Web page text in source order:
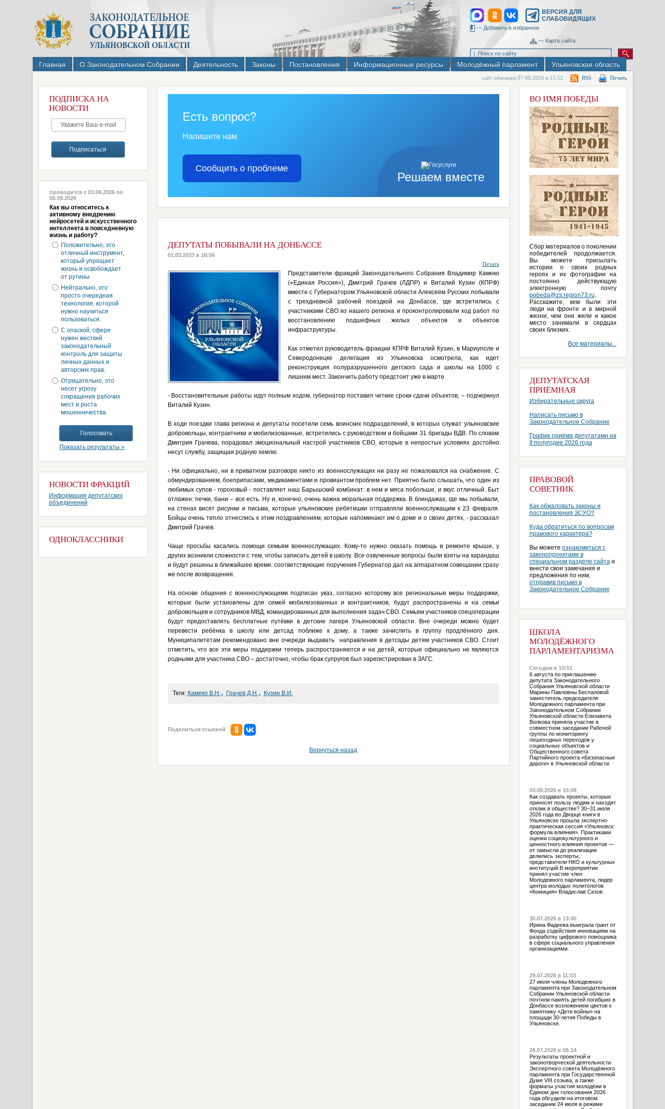
ВЕРСИЯ ДЛЯ
СЛАБОВИДЯЩИХ
— Добавить в избранное
— Карта сайта
Главная О Законодательном Собрании Деятельность Законы Постановления Информационные ресурсы Молодёжный парламент Ульяновская область
сайт обновлен 07.08.2026 в 15:52 RSS Печать
ПОДПИСКА НА
НОВОСТИ
проводится с 03.08.2026 по
05.09.2026
Как вы относитесь к
активному внедрению
нейросетей и искусственного
интеллекта в повседневную
жизнь и работу?
Положительно, это
отличный инструмент,
который упрощает
жизнь и освобождает
от рутины.
Нейтрально, это
просто очередная
технология, которой
нужно научиться
пользоваться.
С опаской, сфере
нужен жесткий
законодательный
контроль для защиты
личных данных и
авторских прав.
Отрицательно, это
несет угрозу
сокращения рабочих
мест и роста
мошенничества.
Показать результаты »
НОВОСТИ ФРАКЦИЙ
Информация депутатских
объединений
ОДНОКЛАССНИКИ
Решаем вместе
Есть вопрос?
Напишите нам
Сообщить о проблеме
ДЕПУТАТЫ ПОБЫВАЛИ НА ДОНБАССЕ
01.03.2023 в 16:56
Печать
Представители фракций Законодательного Собрания Владимир Камеко
(«Единая Россия»), Дмитрий Грачев (ЛДПР) и Виталий Кузин (КПРФ)
вместе с Губернатором Ульяновской области Алексеем Русских побывали
с трехдневной рабочей поездкой на Донбассе, где встретились с
участниками СВО из нашего региона и проконтролировали ход работ по
восстановлению подшефных жилых объектов и объектов
инфраструктуры.
Как отметил руководитель фракции КПРФ Виталий Кузин, в Мариуполе и
Северодонецке делегация из Ульяновска осмотрела, как идет
реконструкция полуразрушенного детского сада и школы на 1000 с
лишним мест. Закончить работу предстоит уже в марте.
- Восстановительные работы идут полным ходом, губернатор поставил четкие сроки сдачи объектов, – подчеркнул
Виталий Кузин.
В ходе поездки глава региона и депутаты посетили семь воинских подразделений, в которых служат ульяновские
добровольцы, контрактники и мобилизованные, встретились с руководством и бойцами 31 бригады ВДВ. По словам
Дмитрия Грачева, порадовал эмоциональный настрой участников СВО, которые в непростых условиях достойно
несут службу, защищая родную землю.
- Ни официально, ни в приватном разговоре никто из военнослужащих ни разу не пожаловался на снабжение. С
обмундированием, боеприпасами, медикаментами и провиантом проблем нет. Приятно было слышать, что один из
любимых супов - гороховый - поставляет наш Барышский комбинат: в нем и мяса побольше, и вкус отличный. Быт
отлажен: печки, бани – все есть. Ну и, конечно, очень важна моральная поддержка. В блиндажах, где мы побывали,
на стенах висят рисунки и письма, которые ульяновские ребятишки отправляли военнослужащим к 23 февраля.
Бойцы очень тепло отнеслись к этим поздравлениям, которые напоминают им о доме и о своих детях, - рассказал
Дмитрий Грачев.
Чаще просьбы касались помощи семьям военнослужащих. Кому-то нужно оказать помощь в ремонте крыши, у
других возникли сложности с тем, чтобы записать детей в школу. Все озвученные вопросы были взяты на карандаш
и будут решены в ближайшее время: соответствующие поручения Губернатор дал на аппаратном совещании сразу
же после возвращения.
На основе общения с военнослужащими подписан указ, согласно которому все региональные меры поддержки,
которые были установлены для семей мобилизованных и контрактников, будут распространены и на семьи
добровольцев и сотрудников МВД, командированных для выполнения задач СВО. Семьям участников спецоперации
будут предоставлять бесплатные путёвки в детские лагеря Ульяновской области. Вне очереди можно будет
перевести ребёнка в школу или детсад поближе к дому, а также зачислить в группу продлённого дня.
Муниципалитетам рекомендовано вне очереди выдавать направления в детсады детям участников СВО. Стоит
отметить, что все эти меры поддержки теперь распространяются и на детей, которые официально не являются
родными для участника СВО – достаточно, чтобы брак супругов был зарегистрирован в ЗАГС.
Теги: Камеко В.Н., Грачев Д.Н., Кузин В.И.
Поделиться ссылкой
Вернуться назад
ВО ИМЯ ПОБЕДЫ
Сбор материалов о поколении
победителей продолжается.
Вы можете присылать
истории о своих родных
героях и их фотографии на
постоянно действующую
электронную почту
pobeda@zs.region73.ru.
Расскажите, кем были эти
люди на фронте и в мирной
жизни, чем они жили и какое
место занимали в сердцах
своих близких.
Все материалы...
ДЕПУТАТСКАЯ
ПРИЁМНАЯ
Избирательные округа
Написать письмо в
Законодательное Собрание
График приёма депутатами на
II полугодие 2026 года
ПРАВОВОЙ
СОВЕТНИК
Как обжаловать законы и
постановления ЗСУО?
Куда обратиться по вопросам
правового характера?
Вы можете ознакомиться с
законопроектами в
специальном разделе сайтаи
внести свои замечания и
предложения по ним,
отправив письмо в
Законодательное Собрание
ШКОЛА
МОЛОДЁЖНОГО
ПАРЛАМЕНТАРИЗМА
Сегодня в 10:51
6 августа по приглашению
депутата Законодательного
Собрания Ульяновской области
Марины Павловны Беспаловой
заместитель председателя
Молодежного парламента при
Законодательном Собрании
Ульяновской области Елизавета
Волкова приняла участие в
совместном заседании Рабочей
группы по мониторингу
пешеходных переходов у
социальных объектов и
Общественного совета
Партийного проекта «Безопасные
дороги» в Ульяновской области.
03.08.2026 в 10:08
Как создавать проекты, которые
приносят пользу людям и находят
отклик в обществе? 30–31 июля
2026 года во Дворце книги в
Ульяновске прошла экспертно-
практическая сессия «Ульяновск:
формула влияния». Практиками
оценки социокультурного и
ценностного влияния проектов —
от замысла до реализации
делились эксперты,
представители НКО и культурных
институций.В мероприятии
принял участие член
Молодежного парламента, лидер
центра молодых политологов
«Комиция» Владислав Сизов.
30.07.2026 в 13:40
Ирина Фадеева выиграла грант от
Фонда содействия инновациям на
разработку цифрового помощника
в сфере социального управления
организациями.
29.07.2026 в 11:53
27 июля члены Молодежного
парламента при Законодательном
Собрании Ульяновской области
почтили память детей погибших в
Донбассе возложением цветов к
памятнику «Дети войны» на
площади 30-летия Победы в
Ульяновске.
28.07.2026 в 08:24
Результаты проектной и
законотворческой деятельности
Экспертного совета Молодёжного
парламента при Государственной
Думе VIII созыва, а также
форматы участия молодёжи в
Едином дне голосования 2026
года обсудили на итоговом
заседании 24 июля в режиме